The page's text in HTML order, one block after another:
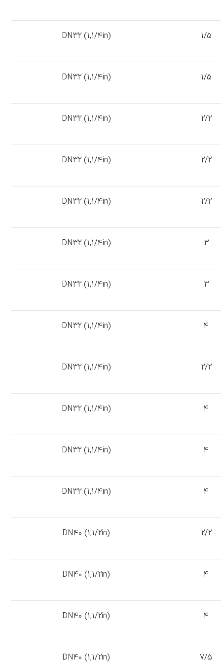
1/5
DN32 (1,1/4in)
1/5
DN32 (1,1/4in)
2/2
DN32 (1,1/4in)
2/2
DN32 (1,1/4in)
2/2
DN32 (1,1/4in)
3
DN32 (1,1/4in)
3
DN32 (1,1/4in)
4
DN32 (1,1/4in)
2/2
DN32 (1,1/4in)
4
DN32 (1,1/4in)
4
DN32 (1,1/4in)
4
DN32 (1,1/4in)
2/2
DN40 (1,1/2in)
4
DN40 (1,1/2in)
4
DN40 (1,1/2in)
7/5
DN40 (1,1/2in)